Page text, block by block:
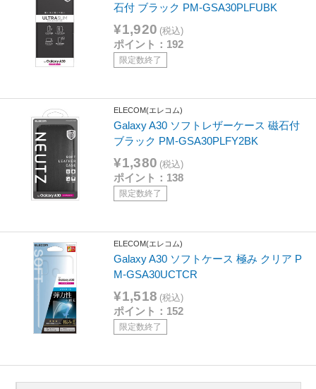
石付 ブラック PM-GSA30PLFUBK
¥1,920 (税込)
ポイント：192
限定数終了
ELECOM(エレコム)
Galaxy A30 ソフトレザーケース 磁石付
ブラック PM-GSA30PLFY2BK
¥1,380 (税込)
ポイント：138
限定数終了
ELECOM(エレコム)
Galaxy A30 ソフトケース 極み クリア P
M-GSA30UCTCR
¥1,518 (税込)
ポイント：152
限定数終了